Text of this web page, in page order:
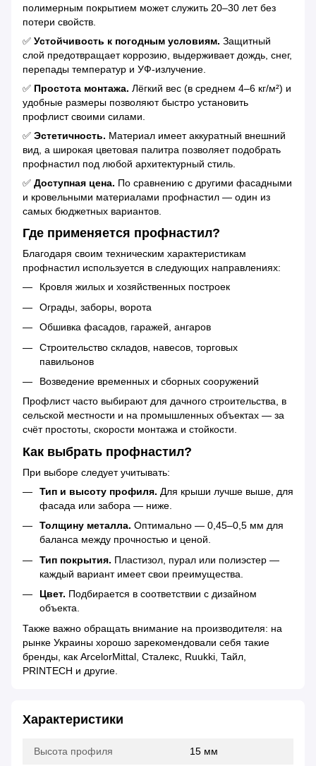
полимерным покрытием может служить 20–30 лет без
потери свойств.
✅ Устойчивость к погодным условиям. Защитный
слой предотвращает коррозию, выдерживает дождь, снег,
перепады температур и УФ-излучение.
✅ Простота монтажа. Лёгкий вес (в среднем 4–6 кг/м²) и
удобные размеры позволяют быстро установить
профлист своими силами.
✅ Эстетичность. Материал имеет аккуратный внешний
вид, а широкая цветовая палитра позволяет подобрать
профнастил под любой архитектурный стиль.
✅ Доступная цена. По сравнению с другими фасадными
и кровельными материалами профнастил — один из
самых бюджетных вариантов.
Где применяется профнастил?
Благодаря своим техническим характеристикам
профнастил используется в следующих направлениях:
Кровля жилых и хозяйственных построек
Ограды, заборы, ворота
Обшивка фасадов, гаражей, ангаров
Строительство складов, навесов, торговых
павильонов
Возведение временных и сборных сооружений
Профлист часто выбирают для дачного строительства, в
сельской местности и на промышленных объектах — за
счёт простоты, скорости монтажа и стойкости.
Как выбрать профнастил?
При выборе следует учитывать:
Тип и высоту профиля. Для крыши лучше выше, для
фасада или забора — ниже.
Толщину металла. Оптимально — 0,45–0,5 мм для
баланса между прочностью и ценой.
Тип покрытия. Пластизол, пурал или полиэстер —
каждый вариант имеет свои преимущества.
Цвет. Подбирается в соответствии с дизайном
объекта.
Также важно обращать внимание на производителя: на
рынке Украины хорошо зарекомендовали себя такие
бренды, как ArcelorMittal, Сталекс, Ruukki, Тайл,
PRINTECH и другие.
Характеристики
Высота профиля 15 мм